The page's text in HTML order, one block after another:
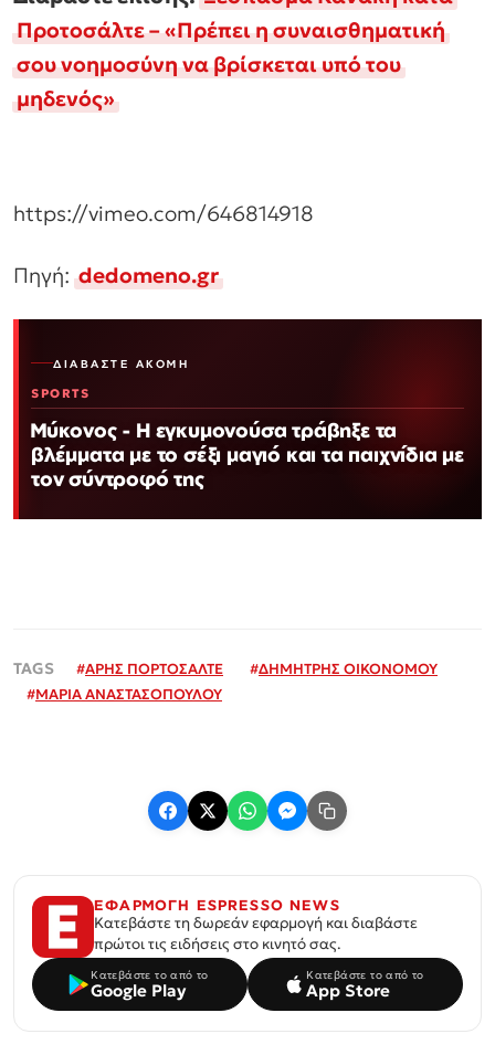
Προτοσάλτε – «Πρέπει η συναισθηματική
σου νοημοσύνη να βρίσκεται υπό του
μηδενός»
https://vimeo.com/646814918
Πηγή:dedomeno.gr
ΔΙΑΒΆΣΤΕ ΑΚΌΜΗ
SPORTS
Μύκονος - Η εγκυμονούσα τράβηξε τα
βλέμματα με το σέξι μαγιό και τα παιχνίδια με
τον σύντροφό της
#ΑΡΗΣ ΠΟΡΤΟΣΑΛΤΕ #ΔΗΜΗΤΡΗΣ ΟΙΚΟΝΟΜΟΥ
#ΜΑΡΙΑ ΑΝΑΣΤΑΣΟΠΟΥΛΟΥ
ΕΦΑΡΜΟΓΗ ESPRESSO NEWS
Κατεβάστε τη δωρεάν εφαρμογή και διαβάστε
πρώτοι τις ειδήσεις στο κινητό σας.
Κατεβάστε το από το
Google Play
Κατεβάστε το από το
App Store